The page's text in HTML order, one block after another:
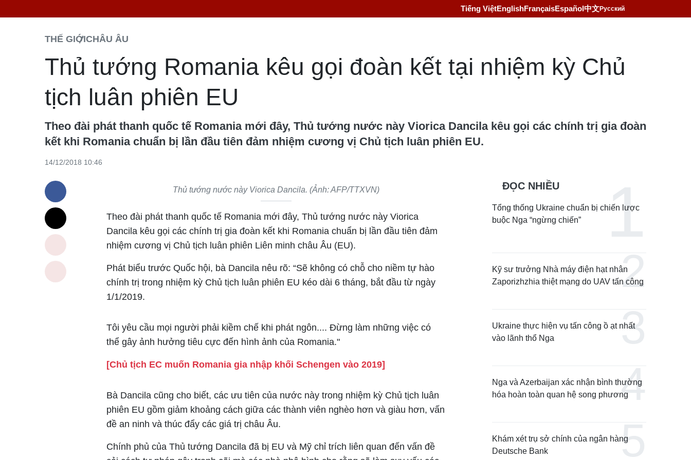
Tiếng ViệtEnglishFrançaisEspañol中文Русский
THẾ GIỚICHÂU ÂU
Thủ tướng Romania kêu gọi đoàn kết tại nhiệm kỳ Chủ
tịch luân phiên EU
Theo đài phát thanh quốc tế Romania mới đây, Thủ tướng nước này Viorica Dancila kêu gọi các chính trị gia đoàn
kết khi Romania chuẩn bị lần đầu tiên đảm nhiệm cương vị Chủ tịch luân phiên EU.
14/12/2018 10:46
Thủ tướng nước này Viorica Dancila. (Ảnh: AFP/TTXVN)
Theo đài phát thanh quốc tế Romania mới đây, Thủ tướng nước này Viorica
Dancila kêu gọi các chính trị gia đoàn kết khi Romania chuẩn bị lần đầu tiên đảm
nhiệm cương vị Chủ tịch luân phiên Liên minh châu Âu (EU).
Phát biểu trước Quốc hội, bà Dancila nêu rõ: “Sẽ không có chỗ cho niềm tự hào
chính trị trong nhiệm kỳ Chủ tịch luân phiên EU kéo dài 6 tháng, bắt đầu từ ngày
1/1/2019.
Tôi yêu cầu mọi người phải kiềm chế khi phát ngôn.... Đừng làm những việc có
thể gây ảnh hưởng tiêu cực đến hình ảnh của Romania."
[Chủ tịch EC muốn Romania gia nhập khối Schengen vào 2019]
Bà Dancila cũng cho biết, các ưu tiên của nước này trong nhiệm kỳ Chủ tịch luân
phiên EU gồm giảm khoảng cách giữa các thành viên nghèo hơn và giàu hơn, vấn
đề an ninh và thúc đẩy các giá trị châu Âu.
Chính phủ của Thủ tướng Dancila đã bị EU và Mỹ chỉ trích liên quan đến vấn đề
ĐỌC NHIỀU
Tổng thống Ukraine chuẩn bị chiến lược
buộc Nga “ngừng chiến”
Kỹ sư trưởng Nhà máy điện hạt nhân
Zaporizhzhia thiệt mạng do UAV tấn công
Ukraine thực hiện vụ tấn công ồ ạt nhất
vào lãnh thổ Nga
Nga và Azerbaijan xác nhận bình thường
hóa hoàn toàn quan hệ song phương
Khám xét trụ sở chính của ngân hàng
Deutsche Bank